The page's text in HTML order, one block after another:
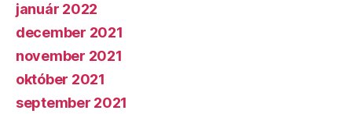
január 2022
december 2021
november 2021
október 2021
september 2021